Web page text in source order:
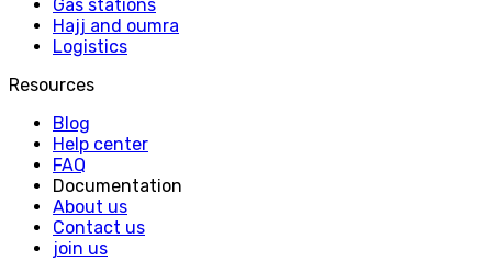
Gas stations
Hajj and oumra
Logistics
Resources
Blog
Help center
FAQ
Documentation
About us
Contact us
join us